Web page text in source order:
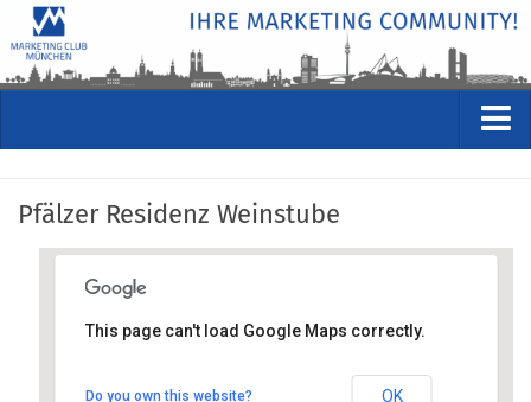
Kommende Veranstaltungen
Rückblicke
Veranstaltungsformate
Pfälzer Residenz Weinstube
This page can't load Google Maps correctly.
Do you own this website? OK